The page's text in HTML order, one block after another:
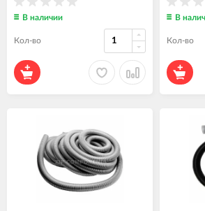
В наличии
Кол-во
В
Кол-во